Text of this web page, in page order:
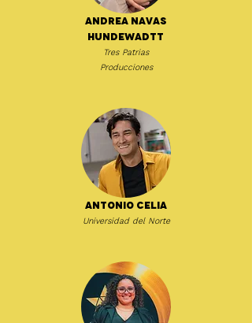
Andrea Navas
Hundewadtt
Tres Patrias
Producciones
Antonio Celia
Universidad del Norte